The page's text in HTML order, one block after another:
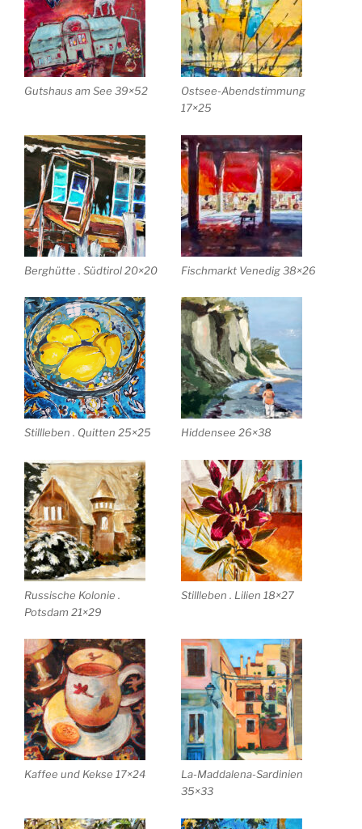
Gutshaus am See 39×52
Ostsee-Abendstimmung
17×25
Berghütte . Südtirol 20×20 Fischmarkt Venedig 38×26
Stillleben . Quitten 25×25 Hiddensee 26×38
Russische Kolonie .
Potsdam 21×29
Stillleben . Lilien 18×27
Kaffee und Kekse 17×24
La-Maddalena-Sardinien
35×33